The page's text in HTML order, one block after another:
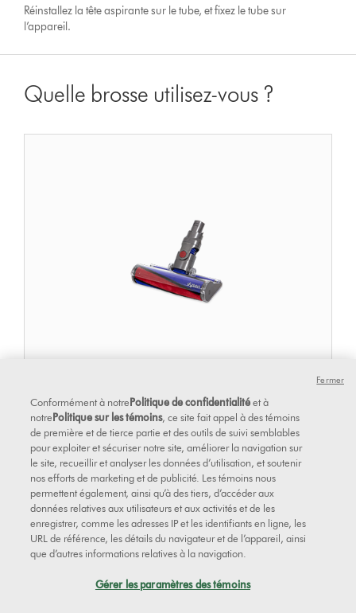
Réinstallez la tête aspirante sur le tube, et fixez le tube sur
l’appareil.
Quelle brosse utilisez-vous ?
Tête d'aspiration à rouleau doux
Conformément à notrePolitique de confidentialitéet à
notrePolitique sur les témoins, ce site fait appel à des témoins
de première et de tierce partie et des outils de suivi semblables
pour exploiter et sécuriser notre site, améliorer la navigation sur
le site, recueillir et analyser les données d’utilisation, et soutenir
nos efforts de marketing et de publicité. Les témoins nous
permettent également, ainsi qu’à des tiers, d’accéder aux
données relatives aux utilisateurs et aux activités et de les
enregistrer, comme les adresses IP et les identifiants en ligne, les
URL de référence, les détails du navigateur et de l’appareil, ainsi
que d’autres informations relatives à la navigation.
Gérer les paramètres des témoins
Fermer